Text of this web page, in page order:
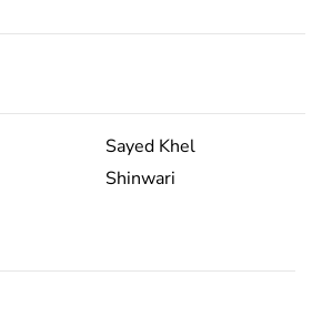
Sayed Khel
Shinwari